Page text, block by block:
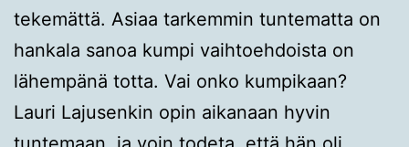
tekemättä. Asiaa tarkemmin tuntematta on
hankala sanoa kumpi vaihtoehdoista on
lähempänä totta. Vai onko kumpikaan?
Lauri Lajusenkin opin aikanaan hyvin